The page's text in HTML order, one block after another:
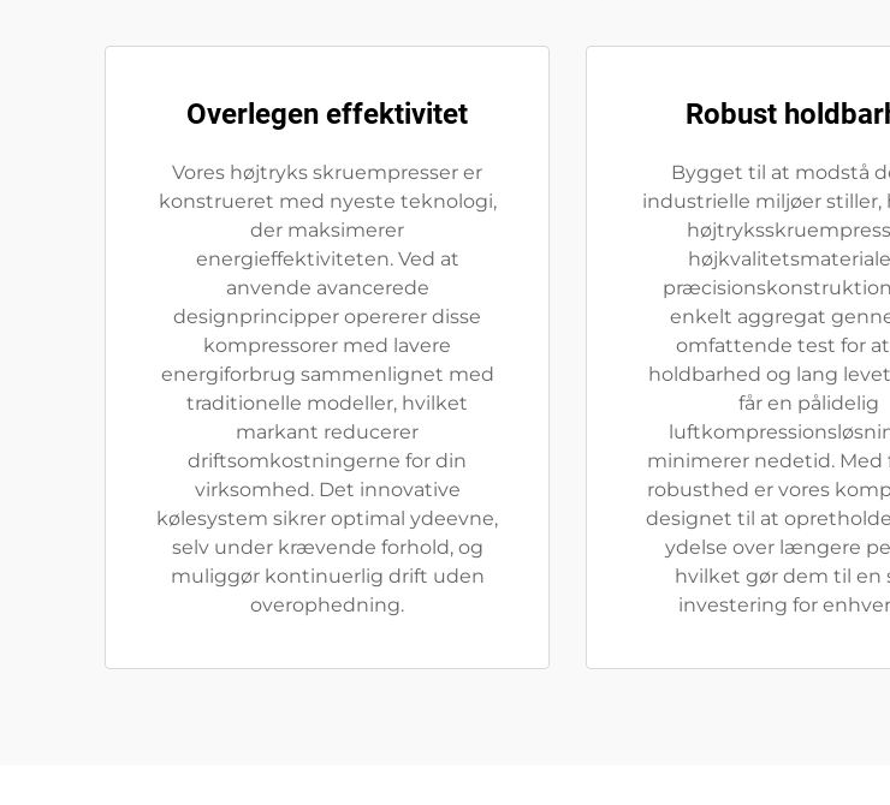
Overlegen effektivitet
Vores højtryks skruempresser er
konstrueret med nyeste teknologi,
der maksimerer
energieffektiviteten. Ved at
anvende avancerede
designprincipper opererer disse
kompressorer med lavere
energiforbrug sammenlignet med
traditionelle modeller, hvilket
markant reducerer
driftsomkostningerne for din
virksomhed. Det innovative
kølesystem sikrer optimal ydeevne,
selv under krævende forhold, og
muliggør kontinuerlig drift uden
overophedning.
Robust
Bygget til at modstå
industrielle miljøer stiller,
enkelt aggregat
omfattende test for
holdbarhed og lang
får en pålidelig
minimerer nedetid. Med
robusthed er vores
designet til at
ydelse over længere
hvilket gør dem til en
investering for